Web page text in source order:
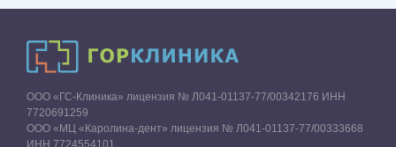
ООО «ГС-Клиника» лицензия № Л041-01137-77/00342176 ИНН
7720691259
ООО «МЦ «Каролина-дент» лицензия № Л041-01137-77/00333668
ИНН 7724554101